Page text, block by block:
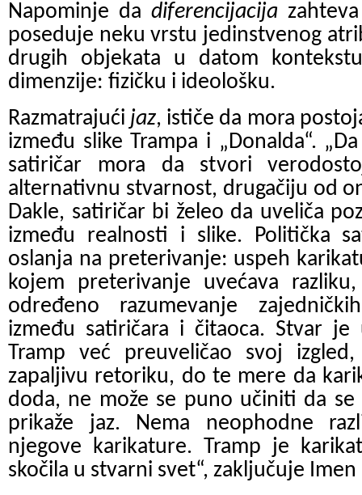
Napominje da diferencijacija
poseduje neku vrstu jedinstvenog
drugih objekata u datom
dimenzije: fizičku i ideološku.
Razmatrajući jaz, ističe da mora
između slike Trampa i „Donalda“.
satiričar mora da stvori
alternativnu stvarnost, drugačiju od
Dakle, satiričar bi želeo da uveliča
između realnosti i slike. Politička
oslanja na preterivanje: uspeh
kojem preterivanje uvećava
određeno razumevanje
između satiričara i čitaoca. Stvar
Tramp već preuveličao svoj
zapaljivu retoriku, do te mere da
doda, ne može se puno učiniti da
prikaže jaz. Nema neophodne
njegove karikature. Tramp je
skočila u stvarni svet“, zaključuje